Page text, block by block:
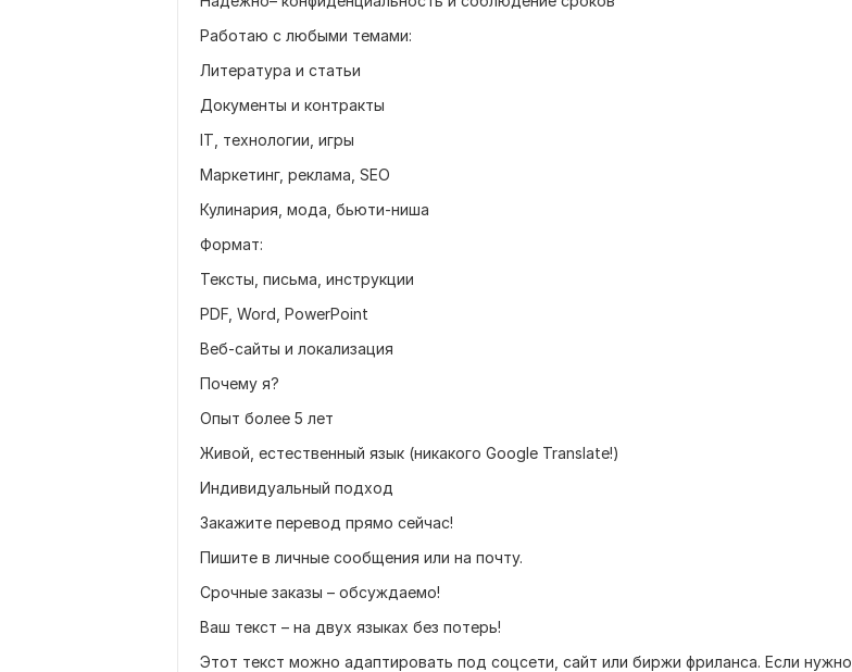
Работаю с любыми темами:
Литература и статьи
Документы и контракты
IT, технологии, игры
Маркетинг, реклама, SEO
Кулинария, мода, бьюти-ниша
Формат:
Тексты, письма, инструкции
PDF, Word, PowerPoint
Веб-сайты и локализация
Почему я?
Опыт более 5 лет
Живой, естественный язык (никакого Google Translate!)
Индивидуальный подход
Закажите перевод прямо сейчас!
Пишите в личные сообщения или на почту.
Срочные заказы – обсуждаемо!
Ваш текст – на двух языках без потерь!
Этот текст можно адаптировать под соцсети, сайт или биржи фриланса. Если нужно